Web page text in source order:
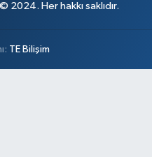
2024. Her hakkı saklıdır.
TE Bilişim